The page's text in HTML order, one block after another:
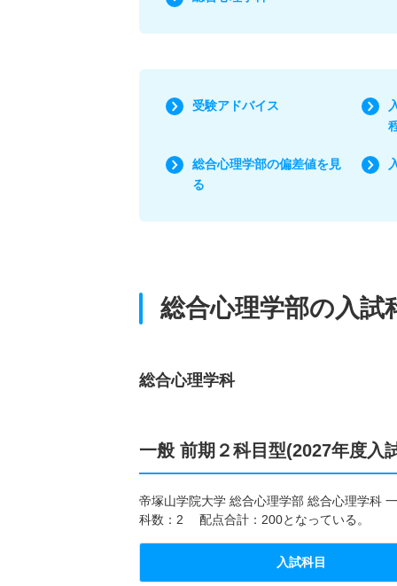
受験アドバイス
総合心理学部の偏差値を見
る
総合心理学部の入試
総合心理学科
一般 前期２科目型(2027年度入
帝塚山学院大学 総合心理学部 総合心理学科
科数：2 配点合計：200となっている。
入試科目